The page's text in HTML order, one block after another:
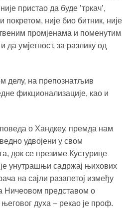
пристао да буде ’тркач’,
покретом, није био битник, није
промјенама и поменутим
умјетност, за разлику од
делу, на препознатљив
фикционализације, као и
о Хандкеу, премда нам
удвојени у свом
док се презиме Кустурице
унутрашњи садржај њихових
на сајли разапетој између
Ничеовом представом о
духа – рекао је проф.